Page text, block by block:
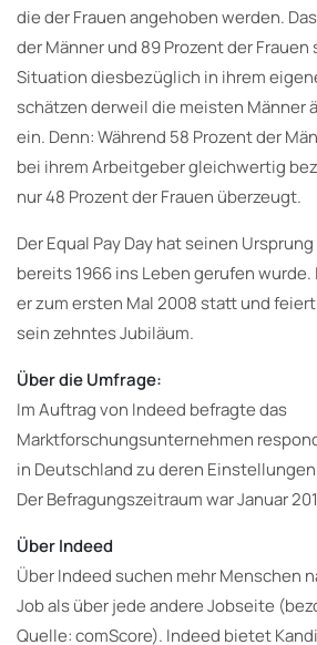
die der Frauen angehoben werden.
der Männer und 89 Prozent der Frauen
Situation diesbezüglich in ihrem
schätzen derweil die meisten Männer
ein. Denn: Während 58 Prozent der
bei ihrem Arbeitgeber gleichwertig
nur 48 Prozent der Frauen überzeugt.
Der Equal Pay Day hat seinen
bereits 1966 ins Leben gerufen
er zum ersten Mal 2008 statt und
sein zehntes Jubiläum.
Über die Umfrage:
Im Auftrag von Indeed befragte das
Marktforschungsunternehmen
in Deutschland zu deren
Der Befragungszeitraum war Januar
Über Indeed
Über Indeed suchen mehr Menschen
Job als über jede andere Jobseite
Quelle: comScore). Indeed bietet